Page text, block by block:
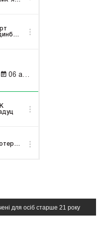
для осіб старше 21 року